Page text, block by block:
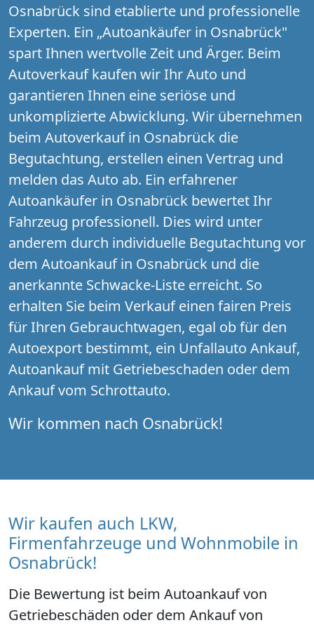
Osnabrück sind etablierte und professionelle
Experten. Ein „Autoankäufer in Osnabrück"
spart Ihnen wertvolle Zeit und Ärger. Beim
Autoverkauf kaufen wir Ihr Auto und
garantieren Ihnen eine seriöse und
unkomplizierte Abwicklung. Wir übernehmen
beim Autoverkauf in Osnabrück die
Begutachtung, erstellen einen Vertrag und
melden das Auto ab. Ein erfahrener
Autoankäufer in Osnabrück bewertet Ihr
Fahrzeug professionell. Dies wird unter
anderem durch individuelle Begutachtung vor
dem Autoankauf in Osnabrück und die
anerkannte Schwacke-Liste erreicht. So
erhalten Sie beim Verkauf einen fairen Preis
für Ihren Gebrauchtwagen, egal ob für den
Autoexport bestimmt, ein Unfallauto Ankauf,
Autoankauf mit Getriebeschaden oder dem
Ankauf vom Schrottauto.
Wir kommen nach Osnabrück!
Wir kaufen auch LKW,
Firmenfahrzeuge und Wohnmobile in
Osnabrück!
Die Bewertung ist beim Autoankauf von
Getriebeschäden oder dem Ankauf von